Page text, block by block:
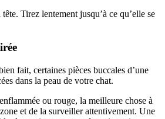
Tirez lentement jusqu’à ce qu’elle se
fait, certaines pièces buccales d’une
dans la peau de votre chat.
ou rouge, la meilleure chose à
et de la surveiller attentivement. Une